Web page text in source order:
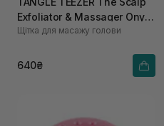
Exfoliator & Massager Onyx
Black
Щітка для масажу голови
640₴